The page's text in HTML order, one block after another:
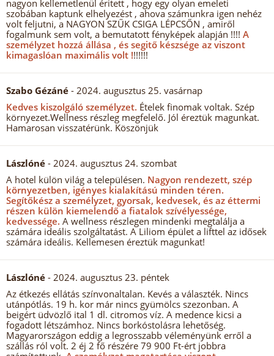
nagyon kellemetlenül éritett , hogy egy olyan emeleti
szobában kaptunk elhelyezést , ahova számunkra igen nehéz
volt feljutni, a NAGYON SZŰK CSIGA LÉPCSŐN , amiről
fogalmunk sem volt, a bemutatott fényképek alapján !!!! A
személyzet hozzá állása , és segitő készsége az viszont
kimagaslóan maximális volt !!!!!!!
Szabo Gézáné - 2024. augusztus 25. vasárnap
Kedves kiszolgáló személyzet. Ételek finomak voltak. Szép
környezet.Wellness részleg megfelelő. Jól éreztük magunkat.
Hamarosan visszatérünk. Köszönjük
Lászlóné - 2024. augusztus 24. szombat
A hotel külön világ a településen. Nagyon rendezett, szép
környezetben, igényes kialakítású minden téren.
Segítőkész a személyzet, gyorsak, kedvesek, és az éttermi
részen külön kiemelendő a fiatalok szívélyessége,
kedvessége. A wellness részlegen mindenki megtalálja a
számára ideális szolgáltatást. A Liliom épület a lifttel az idősek
számára ideális. Kellemesen éreztük magunkat!
Lászlóné - 2024. augusztus 23. péntek
Az étkezés ellátás színvonaltalan. Kevés a választék. Nincs
utánpótlás. 19 h. kor már nincs gyümölcs szezonban. A
beigért üdvözlő ital 1 dl. citromos víz. A medence kicsi a
fogadott létszámhoz. Nincs borkóstolásra lehetőség.
Magyarországon eddig a legrosszabb véleményünk erről a
szállás ról volt. 2 éj 2 fő részére 79 900 Ft-ért jobbra